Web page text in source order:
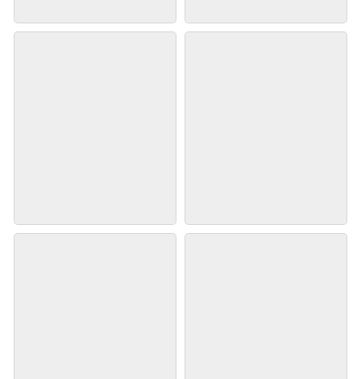
[kittyWawa袜小喵] KT010《被挑逗的雷丝》 2022-06-14